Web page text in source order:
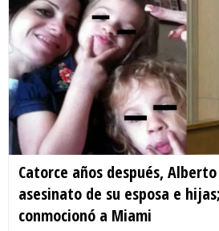
Catorce años después,
asesinato de su esposa e
conmocionó a Miami